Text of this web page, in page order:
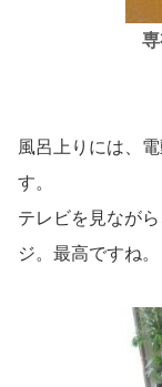
風呂上りには、
す。
テレビを見なが
ジ。最高ですね。